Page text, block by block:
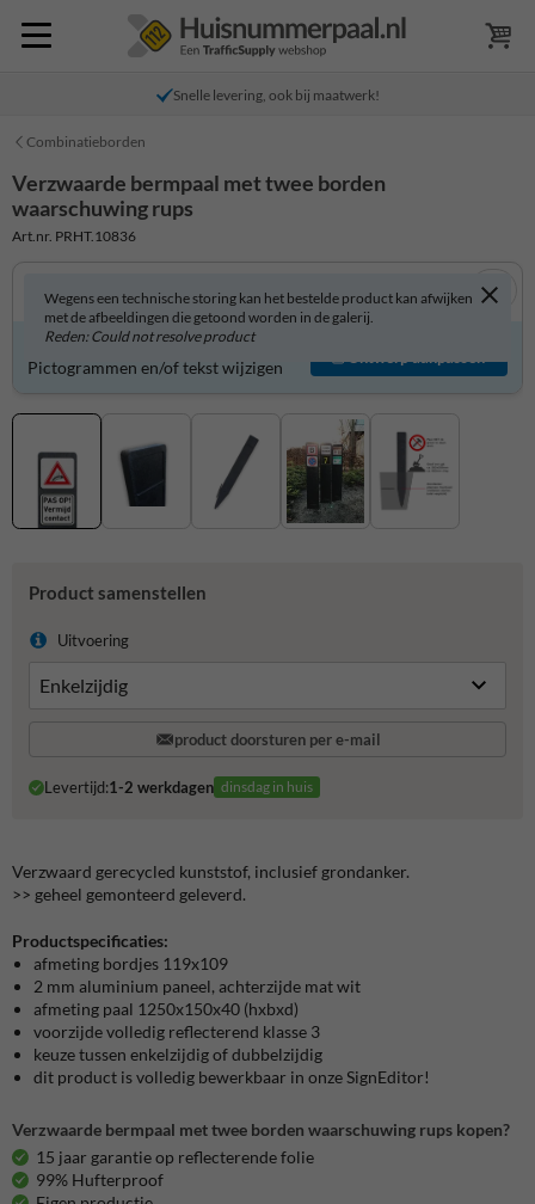
Snelle levering, ook bij maatwerk!
Combinatieborden
Verzwaarde bermpaal met twee borden
waarschuwing rups
Art.nr. PRHT.10836
Wegens een technische storing kan het bestelde product kan afwijken
met de afbeeldingen die getoond worden in de galerij.
Reden: Could not resolve product
Product zelf aanpassen?
Pictogrammen en/of tekst wijzigen
Ontwerp aanpassen
Product samenstellen
Uitvoering
product doorsturen per e-mail
Levertijd:1-2 werkdagen dinsdag in huis
Verzwaard gerecycled kunststof, inclusief grondanker.
>> geheel gemonteerd geleverd.
Productspecificaties:
afmeting bordjes 119x109
2 mm aluminium paneel, achterzijde mat wit
afmeting paal 1250x150x40 (hxbxd)
voorzijde volledig reflecterend klasse 3
keuze tussen enkelzijdig of dubbelzijdig
dit product is volledig bewerkbaar in onze SignEditor!
Verzwaarde bermpaal met twee borden waarschuwing rups kopen?
15 jaar garantie op reflecterende folie
99% Hufterproof